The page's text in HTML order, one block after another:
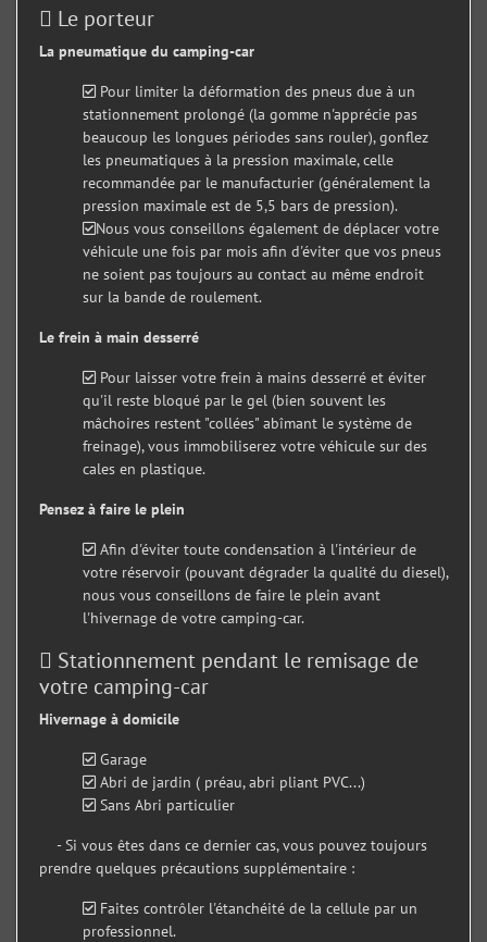
Le porteur
La pneumatique du camping-car
Pour limiter la déformation des pneus due à un
stationnement prolongé (la gomme n'apprécie pas
beaucoup les longues périodes sans rouler), gonflez
les pneumatiques à la pression maximale, celle
recommandée par le manufacturier (généralement la
pression maximale est de 5,5 bars de pression).
Nous vous conseillons également de déplacer votre
véhicule une fois par mois afin d'éviter que vos pneus
ne soient pas toujours au contact au même endroit
sur la bande de roulement.
Le frein à main desserré
Pour laisser votre frein à mains desserré et éviter
qu'il reste bloqué par le gel (bien souvent les
mâchoires restent "collées" abîmant le système de
freinage), vous immobiliserez votre véhicule sur des
cales en plastique.
Pensez à faire le plein
Afin d'éviter toute condensation à l'intérieur de
votre réservoir (pouvant dégrader la qualité du diesel),
nous vous conseillons de faire le plein avant
l'hivernage de votre camping-car.
Stationnement pendant le remisage de
votre camping-car
Hivernage à domicile
Garage
Abri de jardin ( préau, abri pliant PVC...)
Sans Abri particulier
- Si vous êtes dans ce dernier cas, vous pouvez toujours
prendre quelques précautions supplémentaire :
Faites contrôler l'étanchéité de la cellule par un
professionnel.